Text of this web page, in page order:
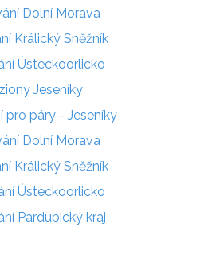
Dolní Morava
Králický Sněžník
Ústeckoorlicko
Jeseníky
pro páry - Jeseníky
Dolní Morava
Králický Sněžník
Ústeckoorlicko
Pardubický kraj